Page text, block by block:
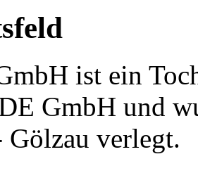
ist ein
GmbH und
Gölzau verlegt.